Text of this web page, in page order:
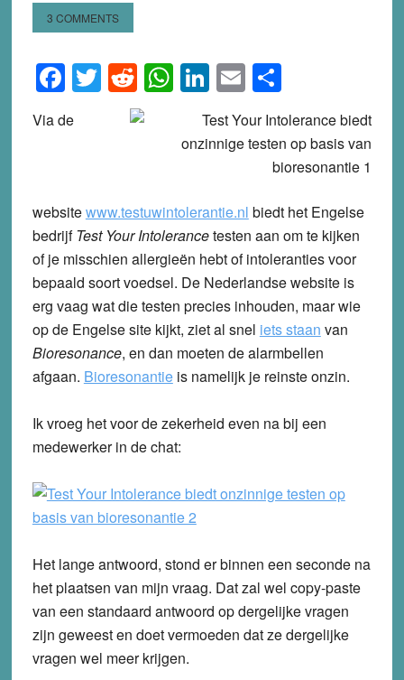
3 COMMENTS
Facebook
Twitter
Reddit
WhatsApp
LinkedIn
EmailShare
Via de
websitewww.testuwintolerantie.nl biedt het Engelse
bedrijfTest Your Intolerancetesten aan om te kijken
of je misschien allergieën hebt of intoleranties voor
bepaald soort voedsel. De Nederlandse website is
erg vaag wat die testen precies inhouden, maar wie
op de Engelse site kijkt, ziet al snel iets staan van
Bioresonance, en dan moeten de alarmbellen
afgaan. Bioresonantieis namelijk je reinste onzin.
Ik vroeg het voor de zekerheid even na bij een
medewerker in de chat:
Het lange antwoord, stond er binnen een seconde na
het plaatsen van mijn vraag. Dat zal wel copy-paste
van een standaard antwoord op dergelijke vragen
zijn geweest en doet vermoeden dat ze dergelijke
vragen wel meer krijgen.